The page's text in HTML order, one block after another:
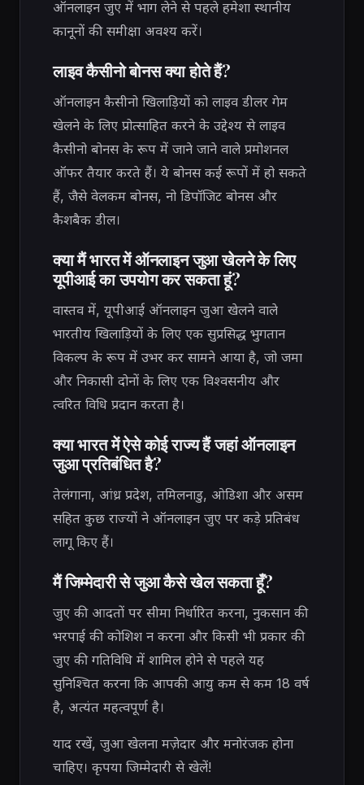
ऑनलाइन जुए में भाग लेने से पहले हमेशा स्थानीय
कानूनों की समीक्षा अवश्य करें।
लाइव कैसीनो बोनस क्या होते हैं?
ऑनलाइन कैसीनो खिलाड़ियों को लाइव डीलर गेम
खेलने के लिए प्रोत्साहित करने के उद्देश्य से लाइव
कैसीनो बोनस के रूप में जाने जाने वाले प्रमोशनल
ऑफर तैयार करते हैं। ये बोनस कई रूपों में हो सकते
हैं, जैसे वेलकम बोनस, नो डिपॉजिट बोनस और
कैशबैक डील।
क्या मैं भारत में ऑनलाइन जुआ खेलने के लिए
यूपीआई का उपयोग कर सकता हूं?
वास्तव में, यूपीआई ऑनलाइन जुआ खेलने वाले
भारतीय खिलाड़ियों के लिए एक सुप्रसिद्ध भुगतान
विकल्प के रूप में उभर कर सामने आया है, जो जमा
और निकासी दोनों के लिए एक विश्वसनीय और
त्वरित विधि प्रदान करता है।
क्या भारत में ऐसे कोई राज्य हैं जहां ऑनलाइन
जुआ प्रतिबंधित है?
तेलंगाना, आंध्र प्रदेश, तमिलनाडु, ओडिशा और असम
सहित कुछ राज्यों ने ऑनलाइन जुए पर कड़े प्रतिबंध
लागू किए हैं।
मैं जिम्मेदारी से जुआ कैसे खेल सकता हूँ?
जुए की आदतों पर सीमा निर्धारित करना, नुकसान की
भरपाई की कोशिश न करना और किसी भी प्रकार की
जुए की गतिविधि में शामिल होने से पहले यह
सुनिश्चित करना कि आपकी आयु कम से कम 18 वर्ष
है, अत्यंत महत्वपूर्ण है।
याद रखें, जुआ खेलना मज़ेदार और मनोरंजक होना
चाहिए। कृपया जिम्मेदारी से खेलें!